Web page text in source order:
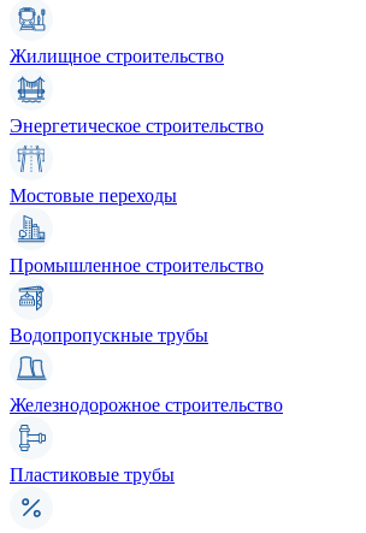
Жилищное строительство
Энергетическое строительство
Мостовые переходы
Промышленное строительство
Водопропускные трубы
Железнодорожное строительство
Пластиковые трубы